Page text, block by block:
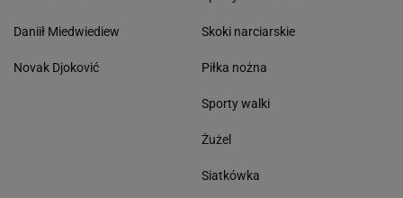
Daniił Miedwiediew
Novak Djoković
Skoki narciarskie
Piłka nożna
Sporty walki
Żużel
Siatkówka